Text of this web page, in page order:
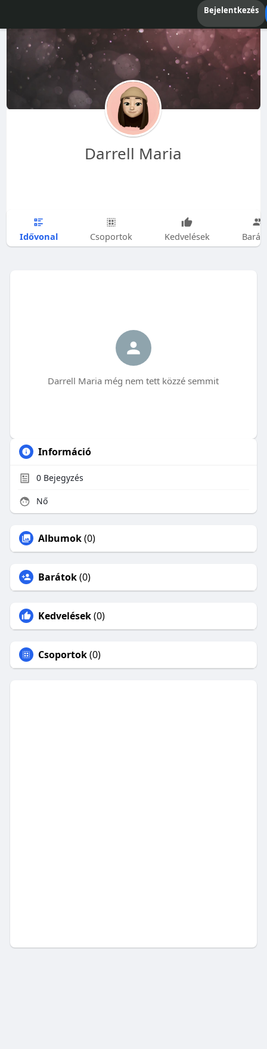
Bejelentkezés
Darrell Maria
Idővonal Csoportok Kedvelések
Darrell Maria még nem tett közzé semmit
Információ
0Bejegyzés
Nő
Albumok(0)
Barátok(0)
Kedvelések(0)
Csoportok(0)